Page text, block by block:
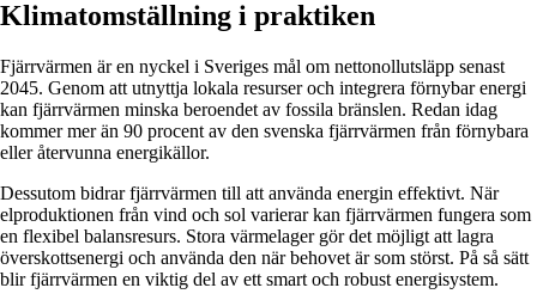
Klimatomställning i praktiken
Fjärrvärmen är en nyckel i Sveriges mål om nettonollutsläpp senast
2045. Genom att utnyttja lokala resurser och integrera förnybar energi
kan fjärrvärmen minska beroendet av fossila bränslen. Redan idag
kommer mer än 90 procent av den svenska fjärrvärmen från förnybara
eller återvunna energikällor.
Dessutom bidrar fjärrvärmen till att använda energin effektivt. När
elproduktionen från vind och sol varierar kan fjärrvärmen fungera som
en flexibel balansresurs. Stora värmelager gör det möjligt att lagra
överskottsenergi och använda den när behovet är som störst. På så sätt
blir fjärrvärmen en viktig del av ett smart och robust energisystem.